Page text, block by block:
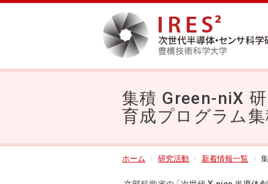
集積 Green-niX 研
育成プログラム
ホーム 研究活動 新着情報一覧